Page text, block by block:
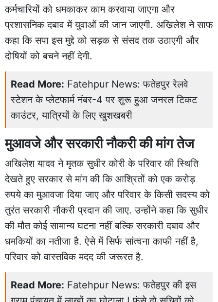
कर्मचारियों को धमकाकर काम करवाया जाएगा और
प्रशासनिक दबाव में युवाओं की जान जाएगी. अखिलेश ने साफ
कहा कि सपा इस मुद्दे को सड़क से संसद तक उठाएगी और
दोषियों को बचने नहीं देगी.
Read More: Fatehpur News: फतेहपुर रेलवे
स्टेशन के प्लेटफार्म नंबर-4 पर शुरू हुआ जनरल टिकट
काउंटर, यात्रियों के लिए खुशखबरी
मुआवजे और सरकारी नौकरी की मांग तेज
अखिलेश यादव ने मृतक सुधीर कोरी के परिवार की स्थिति
देखते हुए सरकार से मांग की कि आश्रितों को एक करोड़
रुपये का मुआवजा दिया जाए और परिवार के किसी सदस्य को
तुरंत सरकारी नौकरी प्रदान की जाए. उन्होंने कहा कि सुधीर
की मौत कोई सामान्य घटना नहीं बल्कि सरकारी दबाव और
धमकियों का नतीजा है. ऐसे में सिर्फ सांत्वना काफी नहीं है,
परिवार को वास्तविक मदद की जरूरत है.
Read More: Fatehpur News: फतेहपुर की इस